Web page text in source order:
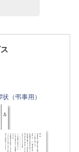
（弔事用）